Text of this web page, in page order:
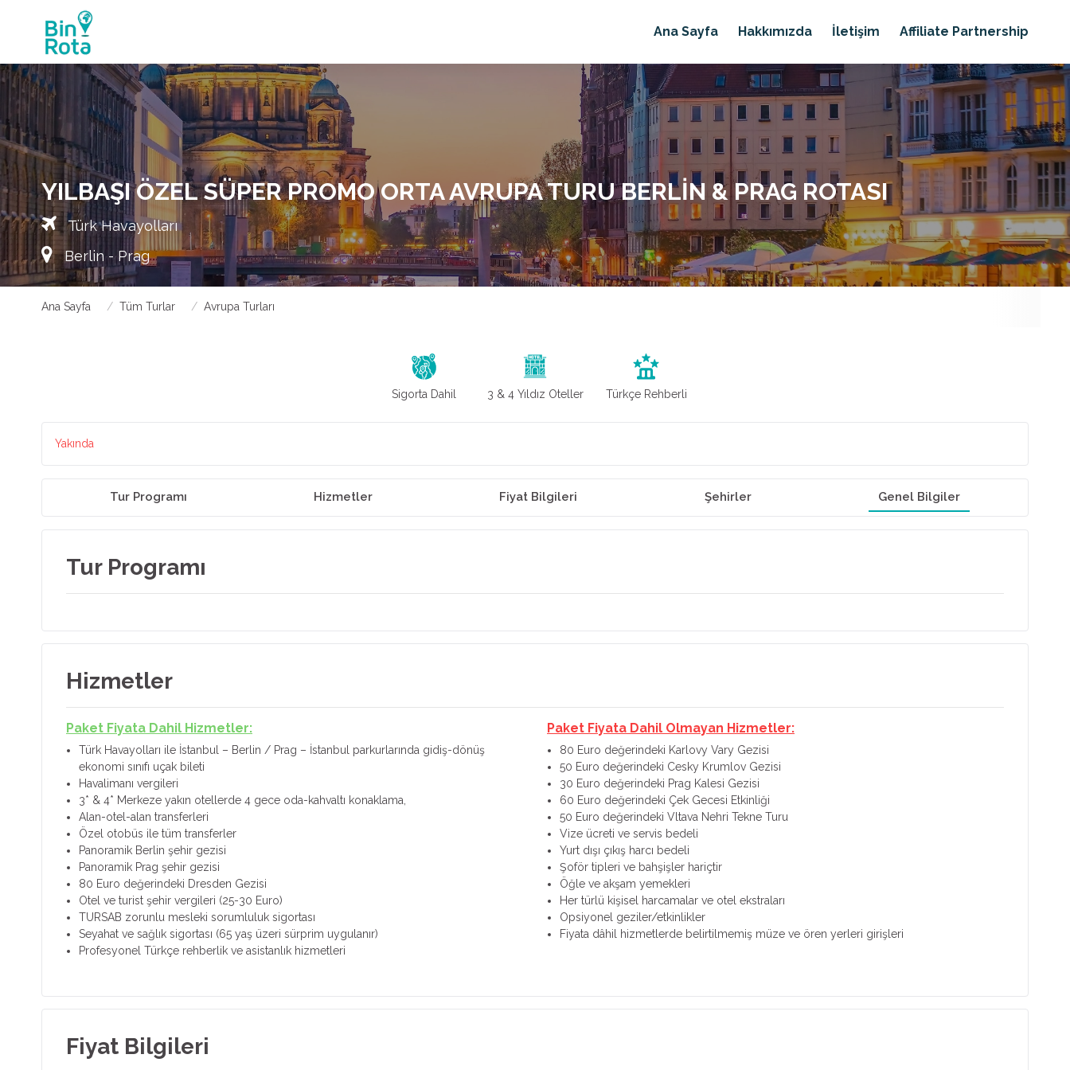
Ana Sayfa Hakkımızda İletişim Affiliate Partnership
YILBAŞI ÖZEL SÜPER PROMO ORTA AVRUPA TURU BERLIN & PRAG ROTASI
Türk Havayolları
Berlin - Prag
Ana Sayfa Tüm Turlar Avrupa Turları
Sigorta Dahil 3 & 4 Yıldız Oteller Türkçe Rehberli
Yakında
Tur Programı Hizmetler Fiyat Bilgileri Şehirler Genel Bilgiler
Tur Programı
Hizmetler
Paket Fiyata Dahil Hizmetler:
Türk Havayolları ile İstanbul – Berlin / Prag – İstanbul parkurlarında gidiş-dönüş
ekonomi sınıfı uçak bileti
Havalimanı vergileri
3* & 4* Merkeze yakın otellerde 4 gece oda-kahvaltı konaklama,
Alan-otel-alan transferleri
Özel otobüs ile tüm transferler
Panoramik Berlin şehir gezisi
Panoramik Prag şehir gezisi
80 Euro değerindeki Dresden Gezisi
Otel ve turist şehir vergileri (25-30 Euro)
TURSAB zorunlu mesleki sorumluluk sigortası
Seyahat ve sağlık sigortası (65 yaş üzeri sürprim uygulanır)
Profesyonel Türkçe rehberlik ve asistanlık hizmetleri
Paket Fiyata Dahil Olmayan Hizmetler:
80 Euro değerindeki Karlovy Vary Gezisi
50 Euro değerindeki Cesky Krumlov Gezisi
30 Euro değerindeki Prag Kalesi Gezisi
60 Euro değerindeki Çek Gecesi Etkinliği
50 Euro değerindeki Vltava Nehri Tekne Turu
Vize ücreti ve servis bedeli
Yurt dışı çıkış harcı bedeli
Şoför tipleri ve bahşişler hariçtir
Öğle ve akşam yemekleri
Her türlü kişisel harcamalar ve otel ekstraları
Opsiyonel geziler/etkinlikler
Fiyata dâhil hizmetlerde belirtilmemiş müze ve ören yerleri girişleri
Fiyat Bilgileri